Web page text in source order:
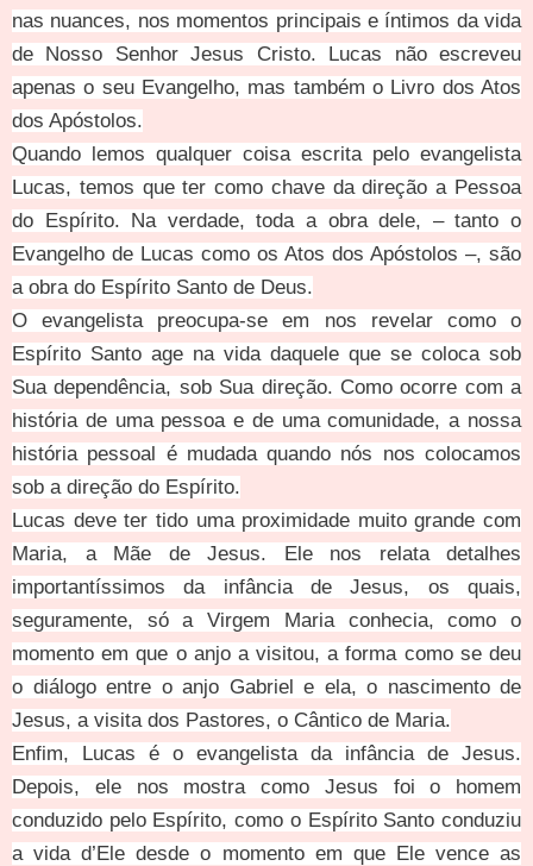
nas nuances, nos momentos principais e íntimos da vida
de Nosso Senhor Jesus Cristo. Lucas não escreveu
apenas o seu Evangelho, mas também o Livro dos Atos
dos Apóstolos.
Quando lemos qualquer coisa escrita pelo evangelista
Lucas, temos que ter como chave da direção a Pessoa
do Espírito. Na verdade, toda a obra dele, – tanto o
Evangelho de Lucas como os Atos dos Apóstolos –, são
a obra do Espírito Santo de Deus.
O evangelista preocupa-se em nos revelar como o
Espírito Santo age na vida daquele que se coloca sob
Sua dependência, sob Sua direção. Como ocorre com a
história de uma pessoa e de uma comunidade, a nossa
história pessoal é mudada quando nós nos colocamos
sob a direção do Espírito.
Lucas deve ter tido uma proximidade muito grande com
Maria, a Mãe de Jesus. Ele nos relata detalhes
importantíssimos da infância de Jesus, os quais,
seguramente, só a Virgem Maria conhecia, como o
momento em que o anjo a visitou, a forma como se deu
o diálogo entre o anjo Gabriel e ela, o nascimento de
Jesus, a visita dos Pastores, o Cântico de Maria.
Enfim, Lucas é o evangelista da infância de Jesus.
Depois, ele nos mostra como Jesus foi o homem
conduzido pelo Espírito, como o Espírito Santo conduziu
a vida d’Ele desde o momento em que Ele vence as